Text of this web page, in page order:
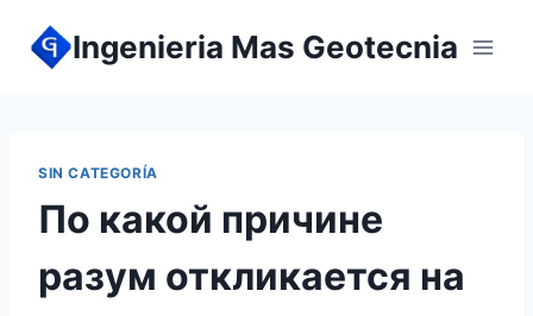
Ingenieria Mas Geotecnia
SIN CATEGORÍA
По какой причине
разум откликается на